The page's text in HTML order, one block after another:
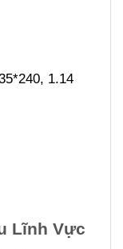
1.14
Lĩnh Vực